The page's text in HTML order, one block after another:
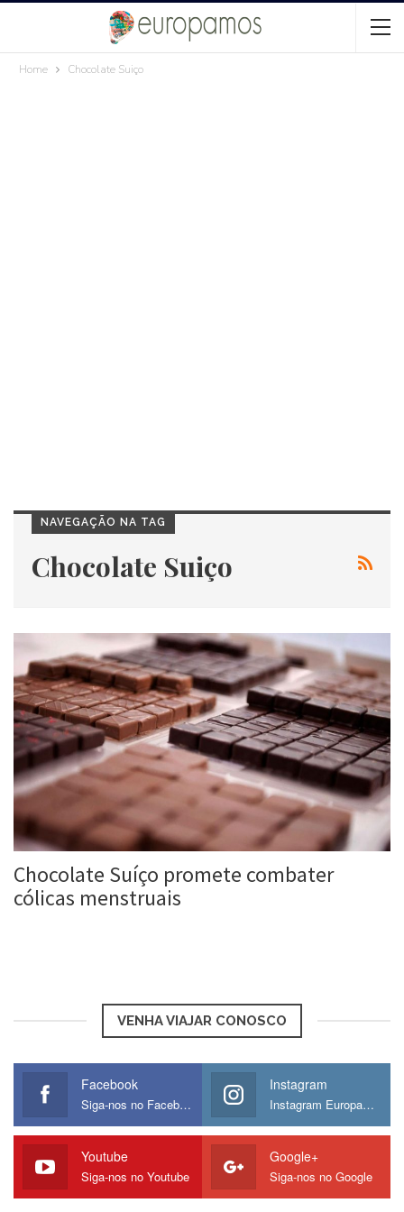
Home Chocolate Suiço
NAVEGAÇÃO NA TAG
Chocolate Suiço
Chocolate Suíço promete combater
cólicas menstruais
VENHA VIAJAR CONOSCO
Facebook
Siga-nos no Facebook
Instagram
Instagram Europamos
Youtube
Siga-nos no Youtube
Google+
Siga-nos no Google